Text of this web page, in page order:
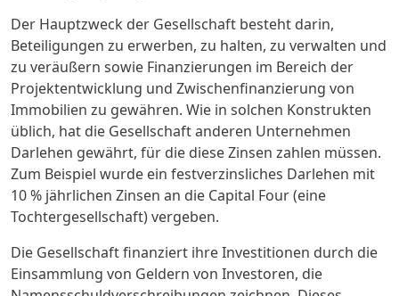
Der Hauptzweck der Gesellschaft besteht darin,
Beteiligungen zu erwerben, zu halten, zu verwalten und
zu veräußern sowie Finanzierungen im Bereich der
Projektentwicklung und Zwischenfinanzierung von
Immobilien zu gewähren. Wie in solchen Konstrukten
üblich, hat die Gesellschaft anderen Unternehmen
Darlehen gewährt, für die diese Zinsen zahlen müssen.
Zum Beispiel wurde ein festverzinsliches Darlehen mit
10 % jährlichen Zinsen an die Capital Four (eine
Tochtergesellschaft) vergeben.
Die Gesellschaft finanziert ihre Investitionen durch die
Einsammlung von Geldern von Investoren, die